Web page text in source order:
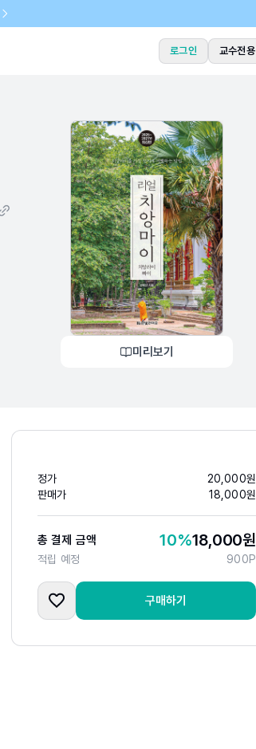
로그인 교수전용
미리보기
정가 20,000원
판매가
18,000원
총 결제 금액 10%18,000원
적립 예정 900P
구매하기